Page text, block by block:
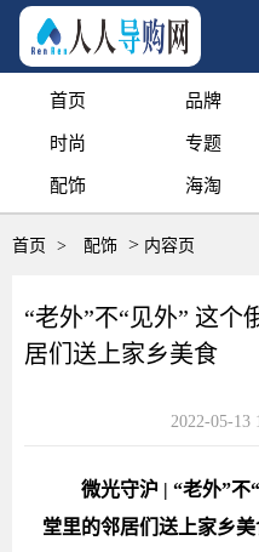
首页 品牌
时尚 专题
配饰 海淘
首页 > 配饰 > 内容页
“老外”不“见外” 这个
居们送上家乡美食
2022-05-13
微光守沪 | “老外”不
堂里的邻居们送上家乡美